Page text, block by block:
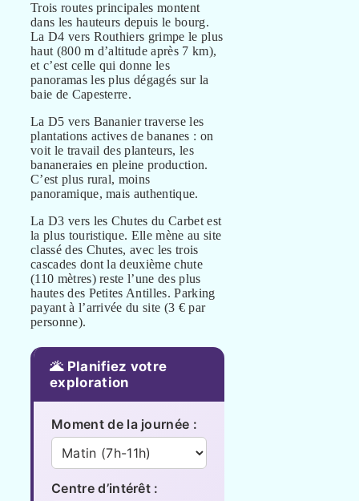
Trois routes principales montent
dans les hauteurs depuis le bourg.
La D4 vers Routhiers grimpe le plus
haut (800 m d’altitude après 7 km),
et c’est celle qui donne les
panoramas les plus dégagés sur la
baie de Capesterre.
La D5 vers Bananier traverse les
plantations actives de bananes : on
voit le travail des planteurs, les
bananeraies en pleine production.
C’est plus rural, moins
panoramique, mais authentique.
La D3 vers les Chutes du Carbet est
la plus touristique. Elle mène au site
classé des Chutes, avec les trois
cascades dont la deuxième chute
(110 mètres) reste l’une des plus
hautes des Petites Antilles. Parking
payant à l’arrivée du site (3 € par
personne).
🌋 Planifiez votre
exploration
Moment de la journée :
Centre d’intérêt :